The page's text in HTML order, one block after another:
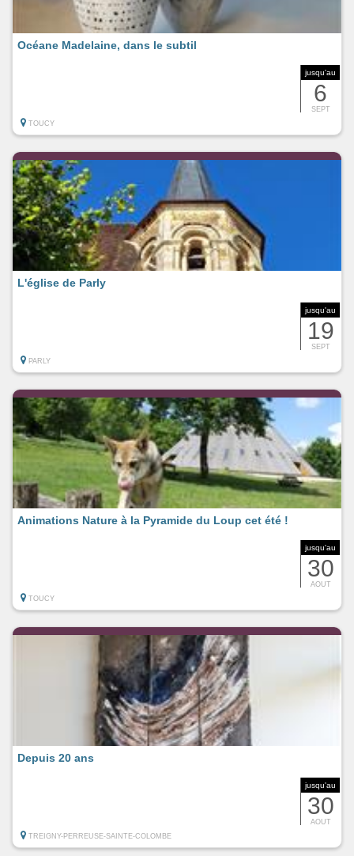
jusqu'au
6
SEPT
Océane Madelaine, dans le subtil
TOUCY
jusqu'au
19
SEPT
L'église de Parly
PARLY
jusqu'au
30
AOUT
Animations Nature à la Pyramide du Loup cet été !
TOUCY
jusqu'au
30
AOUT
Depuis 20 ans
TREIGNY-PERREUSE-SAINTE-COLOMBE